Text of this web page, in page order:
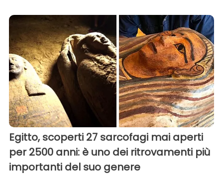
Egitto, scoperti 27 sarcofagi mai aperti
per 2500 anni: è uno dei ritrovamenti più
importanti del suo genere